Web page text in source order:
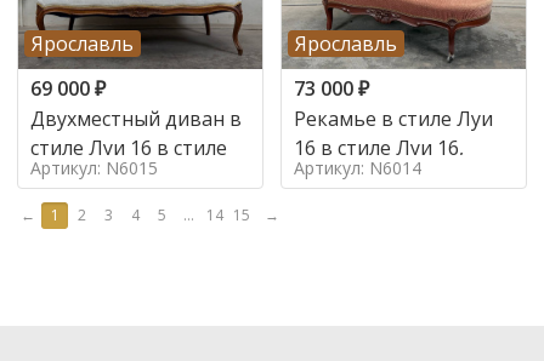
Ярославль
69 000₽
Двухместный диван в
стиле Луи 16 в стиле
Артикул: N6015
Ярославль
73 000₽
Рекамье в стиле Луи
16 в стиле Луи 16,
Артикул: N6014
← 1 2 3 4 5 ... 14 15 →